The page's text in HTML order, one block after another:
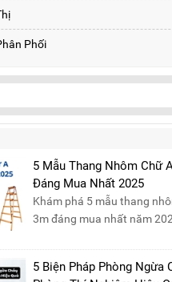
Phối
5 Mẫu Thang Nhôm Chữ
Đáng Mua Nhất 2025
Khám phá 5 mẫu thang
3m đáng mua nhất năm
sản phẩm phù hợp!
5 Biện Pháp Phòng Ngừa